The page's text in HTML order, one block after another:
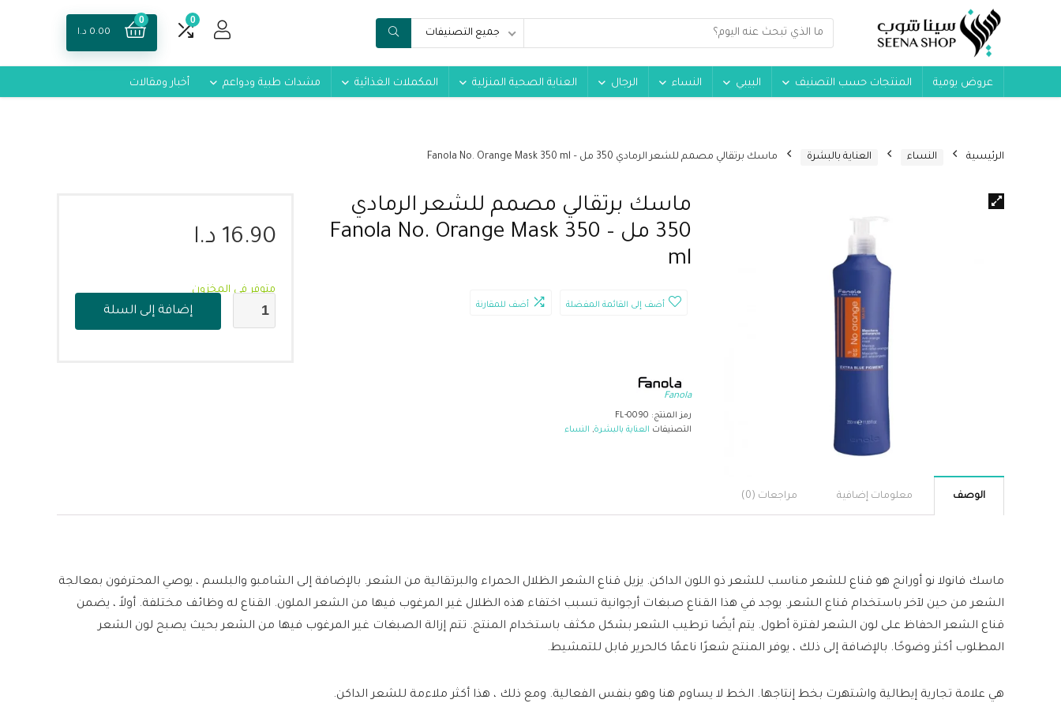
جميع التصنيفات
0
0
0.00 د.ا
عروض يومية المنتجات حسب التصنيف البيبي النساء الرجال العناية الصحية المنزلية المكملات الغذائية مشدات طبية ودواعم أخبار ومقالات
الرئيسية النساء العناية بالبشرة ماسك برتقالي مصمم للشعر الرمادي 350 مل – Fanola No. Orange Mask 350 ml
ماسك برتقالي مصمم للشعر الرمادي
350 مل – Fanola No. Orange Mask 350
ml
أضف إلى القائمة المفضلة أضف للمقارنة
Fanola
رمز المنتج: FL-0090
التصنيفات العناية بالبشرة, النساء
16.90 د.ا
متوفر في المخزون
إضافة إلى السلة
الوصف معلومات إضافية مراجعات (0)
ماسك فانولا نو أورانج هو قناع للشعر مناسب للشعر ذو اللون الداكن. يزيل قناع الشعر الظلال الحمراء والبرتقالية من الشعر. بالإضافة إلى الشامبو والبلسم ، يوصي المحترفون بمعالجة
الشعر من حين لآخر باستخدام قناع الشعر. يوجد في هذا القناع صبغات أرجوانية تسبب اختفاء هذه الظلال غير المرغوب فيها من الشعر الملون. القناع له وظائف مختلفة. أولاً ، يضمن
قناع الشعر الحفاظ على لون الشعر لفترة أطول. يتم أيضًا ترطيب الشعر بشكل مكثف باستخدام المنتج. تتم إزالة الصبغات غير المرغوب فيها من الشعر بحيث يصبح لون الشعر
المطلوب أكثر وضوحًا. بالإضافة إلى ذلك ، يوفر المنتج شعرًا ناعمًا كالحرير قابل للتمشيط.
هي علامة تجارية إيطالية واشتهرت بخط إنتاجها. الخط لا يساوم هنا وهو بنفس الفعالية. ومع ذلك ، هذا أكثر ملاءمة للشعر الداكن.